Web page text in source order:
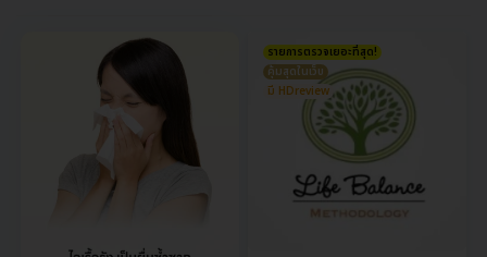
รายการตรวจเยอะที่สุด!
คุ้มสุดในเว็บ
มี HDreview